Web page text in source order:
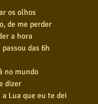
os olhos
de me perder
a hora
das 6h
no mundo
dizer
Lua que eu te dei